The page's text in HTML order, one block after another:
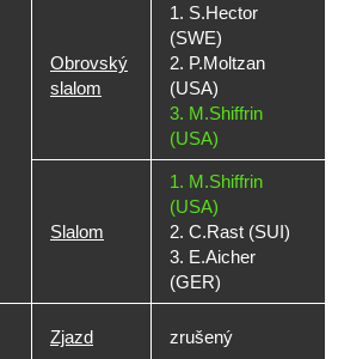
Obrovský
slalom
1. S.Hector
(SWE)
2. P.Moltzan
(USA)
3. M.Shiffrin
(USA)
Slalom
1. M.Shiffrin
(USA)
2. C.Rast (SUI)
3. E.Aicher
(GER)
Zjazd zrušený